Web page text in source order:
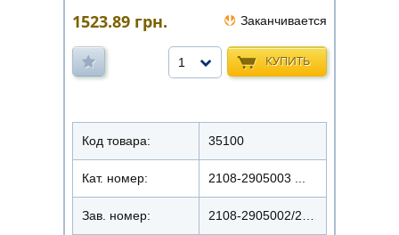
1523.89 грн. Заканчивается
КУПИТЬ
1
Код товара: 35100
Кат. номер: 2108-2905003 ...
Зав. номер: 2108-2905002/22108-1013